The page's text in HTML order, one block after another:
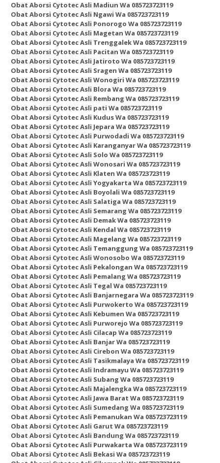
Obat Aborsi Cytotec Asli Madiun Wa 085723723119
Obat Aborsi Cytotec Asli Ngawi Wa 085723723119
Obat Aborsi Cytotec Asli Ponorogo Wa 085723723119
Obat Aborsi Cytotec Asli Magetan Wa 085723723119
Obat Aborsi Cytotec Asli Trenggalek Wa 085723723119
Obat Aborsi Cytotec Asli Pacitan Wa 085723723119
Obat Aborsi Cytotec Asli Jatiroto Wa 085723723119
Obat Aborsi Cytotec Asli Sragen Wa 085723723119
Obat Aborsi Cytotec Asli Wonogiri Wa 085723723119
Obat Aborsi Cytotec Asli Blora Wa 085723723119
Obat Aborsi Cytotec Asli Rembang Wa 085723723119
Obat Aborsi Cytotec Asli pati Wa 085723723119
Obat Aborsi Cytotec Asli Kudus Wa 085723723119
Obat Aborsi Cytotec Asli Jepara Wa 085723723119
Obat Aborsi Cytotec Asli Purwodadi Wa 085723723119
Obat Aborsi Cytotec Asli Karanganyar Wa 085723723119
Obat Aborsi Cytotec Asli Solo Wa 085723723119
Obat Aborsi Cytotec Asli Wonosari Wa 085723723119
Obat Aborsi Cytotec Asli Klaten Wa 085723723119
Obat Aborsi Cytotec Asli Yogyakarta Wa 085723723119
Obat Aborsi Cytotec Asli Boyolali Wa 085723723119
Obat Aborsi Cytotec Asli Salatiga Wa 085723723119
Obat Aborsi Cytotec Asli Semarang Wa 085723723119
Obat Aborsi Cytotec Asli Demak Wa 085723723119
Obat Aborsi Cytotec Asli Kendal Wa 085723723119
Obat Aborsi Cytotec Asli Magelang Wa 085723723119
Obat Aborsi Cytotec Asli Temanggung Wa 085723723119
Obat Aborsi Cytotec Asli Wonosobo Wa 085723723119
Obat Aborsi Cytotec Asli Pekalongan Wa 085723723119
Obat Aborsi Cytotec Asli Pemalang Wa 085723723119
Obat Aborsi Cytotec Asli Tegal Wa 085723723119
Obat Aborsi Cytotec Asli Banjarnegara Wa 085723723119
Obat Aborsi Cytotec Asli Purwokerto Wa 085723723119
Obat Aborsi Cytotec Asli Kebumen Wa 085723723119
Obat Aborsi Cytotec Asli Purworejo Wa 085723723119
Obat Aborsi Cytotec Asli Cilacap Wa 085723723119
Obat Aborsi Cytotec Asli Banjar Wa 085723723119
Obat Aborsi Cytotec Asli Cirebon Wa 085723723119
Obat Aborsi Cytotec Asli Tasikmalaya Wa 085723723119
Obat Aborsi Cytotec Asli Indramayu Wa 085723723119
Obat Aborsi Cytotec Asli Subang Wa 085723723119
Obat Aborsi Cytotec Asli Majalengka Wa 085723723119
Obat Aborsi Cytotec Asli Jawa Barat Wa 085723723119
Obat Aborsi Cytotec Asli Sumedang Wa 085723723119
Obat Aborsi Cytotec Asli Pemanukan Wa 085723723119
Obat Aborsi Cytotec Asli Garut Wa 085723723119
Obat Aborsi Cytotec Asli Bandung Wa 085723723119
Obat Aborsi Cytotec Asli Purwakarta Wa 085723723119
Obat Aborsi Cytotec Asli Bekasi Wa 085723723119